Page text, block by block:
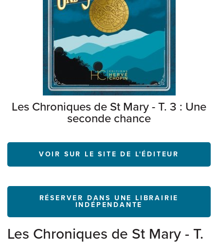
Les Chroniques de St Mary - T. 3 : Une
seconde chance
VOIR SUR LE SITE DE L'ÉDITEUR
RÉSERVER DANS UNE LIBRAIRIE
INDÉPENDANTE
Les Chroniques de St Mary - T.